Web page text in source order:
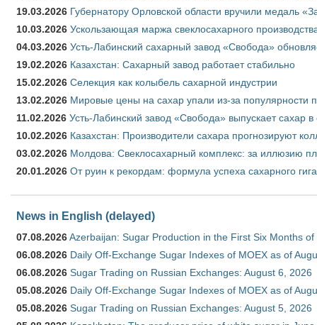
19.03.2026 Губернатору Орловской области вручили медаль
10.03.2026 Ускользающая маржа свеклосахарного
04.03.2026 Усть-Лабинский сахарный завод «Свобода»
19.02.2026 Казахстан: Сахарный завод работает стабильно
15.02.2026 Селекция как колыбель сахарной индустрии
13.02.2026 Мировые цены на сахар упали из-за популярности
11.02.2026 Усть-Лабинский завод «Свобода» выпускает сахар в
10.02.2026 Казахстан: Производители сахара прогнозируют
03.02.2026 Молдова: Свеклосахарный комплекс: за иллюзию
20.01.2026 От руин к рекордам: формула успеха сахарного
News in English (delayed)
07.08.2026Azerbaijan: Sugar Production in the First Six Months of
06.08.2026 Daily Off-Exchange Sugar Indexes of MOEX as of
06.08.2026 Sugar Trading on Russian Exchanges: August 6, 2026
05.08.2026 Daily Off-Exchange Sugar Indexes of MOEX as of
05.08.2026 Sugar Trading on Russian Exchanges: August 5, 2026